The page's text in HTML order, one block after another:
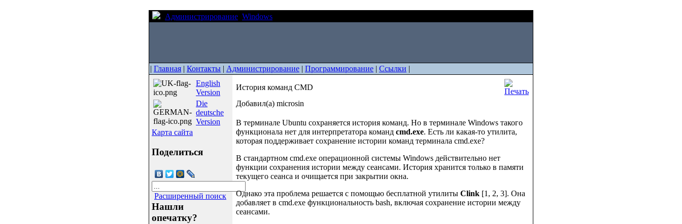
Администрирование Windows
| Главная | Контакты | Администрирование | Программирование | Ссылки |
English
Version
Die
deutsche
Version
Карта сайта
Поделиться
Расширенный поиск
Нашли
опечатку?
История команд CMD
Добавил(а) microsin
В терминале Ubuntu сохраняется история команд. Но в терминале Windows такого
функционала нет для интерпретатора команд cmd.exe. Есть ли какая-то утилита,
которая поддерживает сохранение истории команд терминала cmd.exe?
В стандартном cmd.exe операционной системы Windows действительно нет
функции сохранения истории между сеансами. История хранится только в памяти
текущего сеанса и очищается при закрытии окна.
Однако эта проблема решается с помощью бесплатной утилиты Clink [1, 2, 3]. Она
добавляет в cmd.exe функциональность bash, включая сохранение истории между
сеансами.